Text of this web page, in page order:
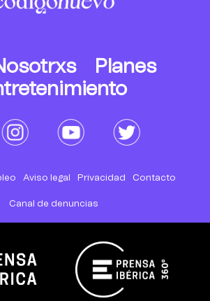
Planes
Aviso legal Privacidad Contacto
Canal de denuncias